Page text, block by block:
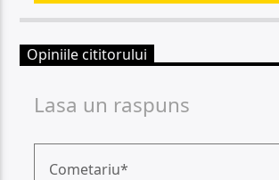
Opiniile cititorului
Lasa un raspuns